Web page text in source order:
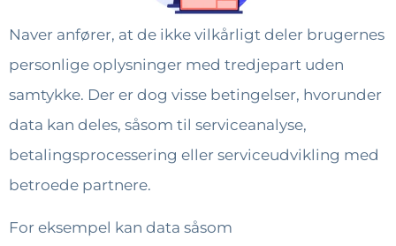
Naver anfører, at de ikke vilkårligt deler brugernes
personlige oplysninger med tredjepart uden
samtykke. Der er dog visse betingelser, hvorunder
data kan deles, såsom til serviceanalyse,
betalingsprocessering eller serviceudvikling med
betroede partnere.
For eksempel kan data såsom